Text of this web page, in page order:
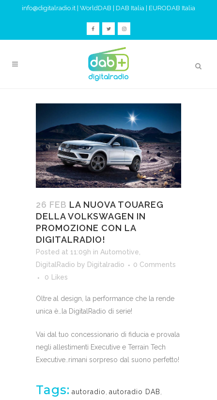
info@digitalradio.it WorldDAB DAB Italia EURODAB Italia
26 FEB LA NUOVA TOUAREG
DELLA VOLKSWAGEN IN
PROMOZIONE CON LA
DIGITALRADIO!
Posted at 11:09h in Automotive,
DigitalRadio by Digitalradio
0 Comments
0 Likes
Oltre al design, la performance che la rende
unica è…la DigitalRadio di serie!
Vai dal tuo concessionario di fiducia e provala
negli allestimenti Executive e Terrain Tech
Executive..rimani sorpreso dal suono perfetto!
Tags: autoradio, autoradio DAB,